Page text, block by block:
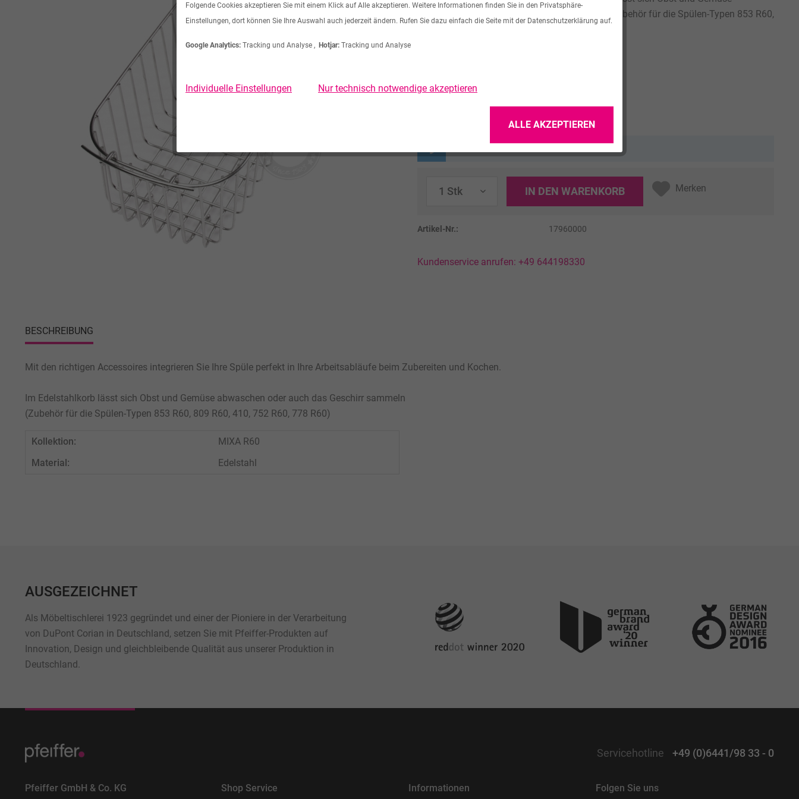
abwaschen oder auch das Geschirr sammeln (Zubehör für die Spülen-Typen 853 R60,
zzgl. Versandkosten
IN DEN WARENKORB Merken
Artikel-Nr.: 17960000
Kundenservice anrufen: +49 644198330
BESCHREIBUNG
Mit den richtigen Accessoires integrieren Sie Ihre Spüle perfekt in Ihre Arbeitsabläufe beim Zubereiten und Kochen.
Im Edelstahlkorb lässt sich Obst und Gemüse abwaschen oder auch das Geschirr sammeln
(Zubehör für die Spülen-Typen 853 R60, 809 R60, 410, 752 R60, 778 R60)
Kollektion:
MIXA R60
Material:
Edelstahl
AUSGEZEICHNET
Als Möbeltischlerei 1923 gegründet und einer der Pioniere in der Verarbeitung
von DuPont Corian in Deutschland, setzen Sie mit Pfeiffer-Produkten auf
Innovation, Design und gleichbleibende Qualität aus unserer Produktion in
Deutschland.
Servicehotline +49 (0)6441/98 33 - 0
Pfeiffer GmbH & Co. KG Shop Service Informationen Folgen Sie uns
Folgende Cookies akzeptieren Sie mit einem Klick auf Alle akzeptieren. Weitere Informationen finden Sie in den Privatsphäre-
Einstellungen, dort können Sie Ihre Auswahl auch jederzeit ändern. Rufen Sie dazu einfach die Seite mit der Datenschutzerklärung auf.
Google Analytics: Tracking und Analyse , Hotjar: Tracking und Analyse
Individuelle Einstellungen Nur technisch notwendige akzeptieren
ALLE AKZEPTIEREN